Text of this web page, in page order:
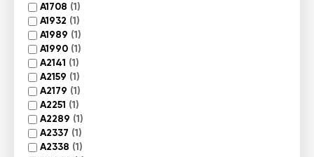
A1708 (1)
A1932 (1)
A1989 (1)
A1990 (1)
A2141 (1)
A2159 (1)
A2179 (1)
A2251 (1)
A2289 (1)
A2337 (1)
A2338 (1)